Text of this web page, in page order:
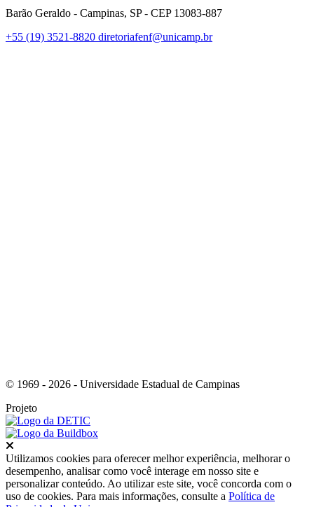
Barão Geraldo - Campinas, SP - CEP 13083-887
+55 (19) 3521-8820 diretoriafenf@unicamp.br
© 1969 - 2026 - Universidade Estadual de Campinas
Projeto
Utilizamos cookies para oferecer melhor experiência, melhorar o
desempenho, analisar como você interage em nosso site e
personalizar conteúdo. Ao utilizar este site, você concorda com o
uso de cookies. Para mais informações, consulte a Política de